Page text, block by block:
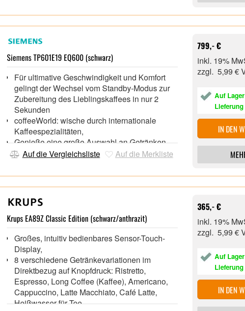
Assistant (z. B. werden der Tresterbehälter und
die Restwasserschale nicht innerhalb von 48h
Siemens TP601E19 EQ600 (schwarz)
Für ultimative Geschwindigkeit und Komfort
gelingt der Wechsel vom Standby-Modus zur
Zubereitung des Lieblingskaffees in nur 2
Sekunden
coffeeWorld: wische durch internationale
Kaffeespezialitäten,
Genieße eine große Auswahl an Getränken
bis zu 480 ml - ideal für deinen To-Go-Becher
perfekter Geschmack dank ausgefeilter
Technologie
Siemens Design: dynamisch elegant und aus
hochwertigem Material,
Auf die Vergleichsliste Auf die Merkliste
799,- €
inkl. 19%
zzgl. 5,99 €
Auf Lager
IN DEN
Krups EA89Z Classic Edition (schwarz/anthrazit)
Großes, intuitiv bedienbares Sensor-Touch-
Display,
8 verschiedene Getränkevariationen im
Direktbezug auf Knopfdruck: Ristretto,
Espresso, Long Coffee (Kaffee), Americano,
Cappuccino, Latte Macchiato, Café Latte,
Heißwasser für Tee
365,- €
inkl. 19%
zzgl. 5,99 €
Auf Lager
IN DEN